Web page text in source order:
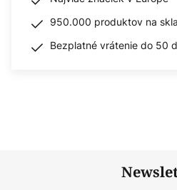
950.000 produktov na
Bezplatné vrátenie do 50